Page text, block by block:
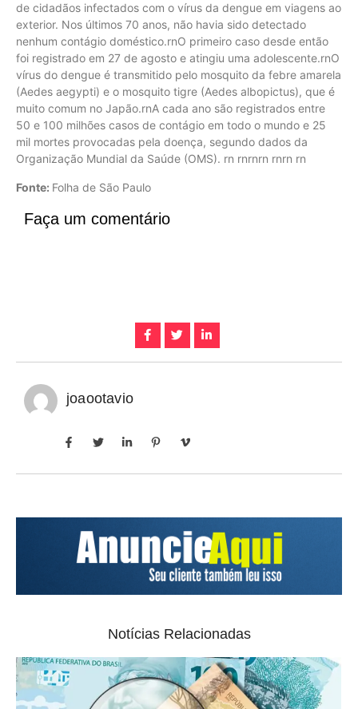
de cidadãos infectados com o vírus da dengue em viagens ao
exterior. Nos últimos 70 anos, não havia sido detectado
nenhum contágio doméstico.rnO primeiro caso desde então
foi registrado em 27 de agosto e atingiu uma adolescente.rnO
vírus do dengue é transmitido pelo mosquito da febre amarela
(Aedes aegypti) e o mosquito tigre (Aedes albopictus), que é
muito comum no Japão.rnA cada ano são registrados entre
50 e 100 milhões casos de contágio em todo o mundo e 25
mil mortes provocadas pela doença, segundo dados da
Organização Mundial da Saúde (OMS). rn rnrnrn rnrn rn
Fonte: Folha de São Paulo
Faça um comentário
joaootavio
Notícias Relacionadas